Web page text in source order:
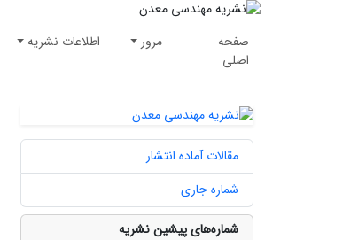
صفحه
اصلی
مرور اطلاعات نشریه
مقالات آماده انتشار
شماره جاری
شماره‌های پیشین نشریه